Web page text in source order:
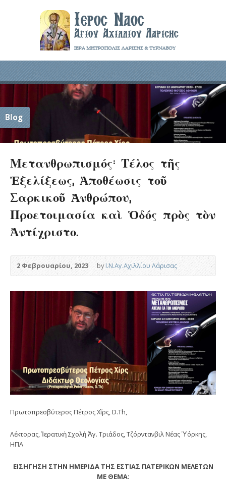
Blog
Μετανθρωπισμός: Τέλος τῆς
Ἐξελίξεως, Ἀποθέωσις τοῦ
Σαρκικοῦ Ἀνθρώπου,
Προετοιμασία καὶ Ὁδός πρὸς τὸν
Ἀντίχριστο.
2 Φεβρουαρίου, 2023 byΙ.Ν.Αγ.Αχιλλίου Λάρισας
Πρωτοπρεσβύτερος Πέτρος Χῖρς, D.Th,
Λέκτορας, Ἱερατικὴ Σχολὴ Ἁγ. Τριάδος, Τζόρντανβιλ Nέας Ὑόρκης,
ΗΠΑ
ΕΙΣΗΓΗΣΗ ΣΤΗΝ ΗΜΕΡΙΔΑ ΤΗΣ ΕΣΤΙΑΣ ΠΑΤΕΡΙΚΩΝ ΜΕΛΕΤΩΝ
ΜΕ ΘΕΜΑ: